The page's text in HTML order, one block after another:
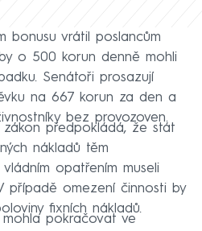
bonusu vrátil poslancům
o 500 korun denně mohli
Senátoři prosazují
na 667 korun za den a
bez provozoven.
předpokládá, že stát
nákladů těm
opatřením museli
případě omezení činnosti by
fixních nákladů.
pokračovat ve